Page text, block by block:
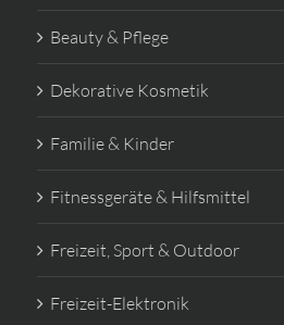
Beauty & Pflege
Dekorative Kosmetik
Familie & Kinder
Fitnessgeräte & Hilfsmittel
Freizeit, Sport & Outdoor
Freizeit-Elektronik